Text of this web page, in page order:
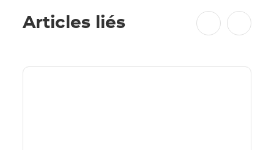
Articles liés